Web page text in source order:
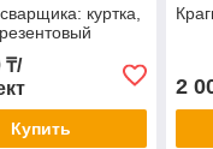
куртка,
₸/
Купить
2